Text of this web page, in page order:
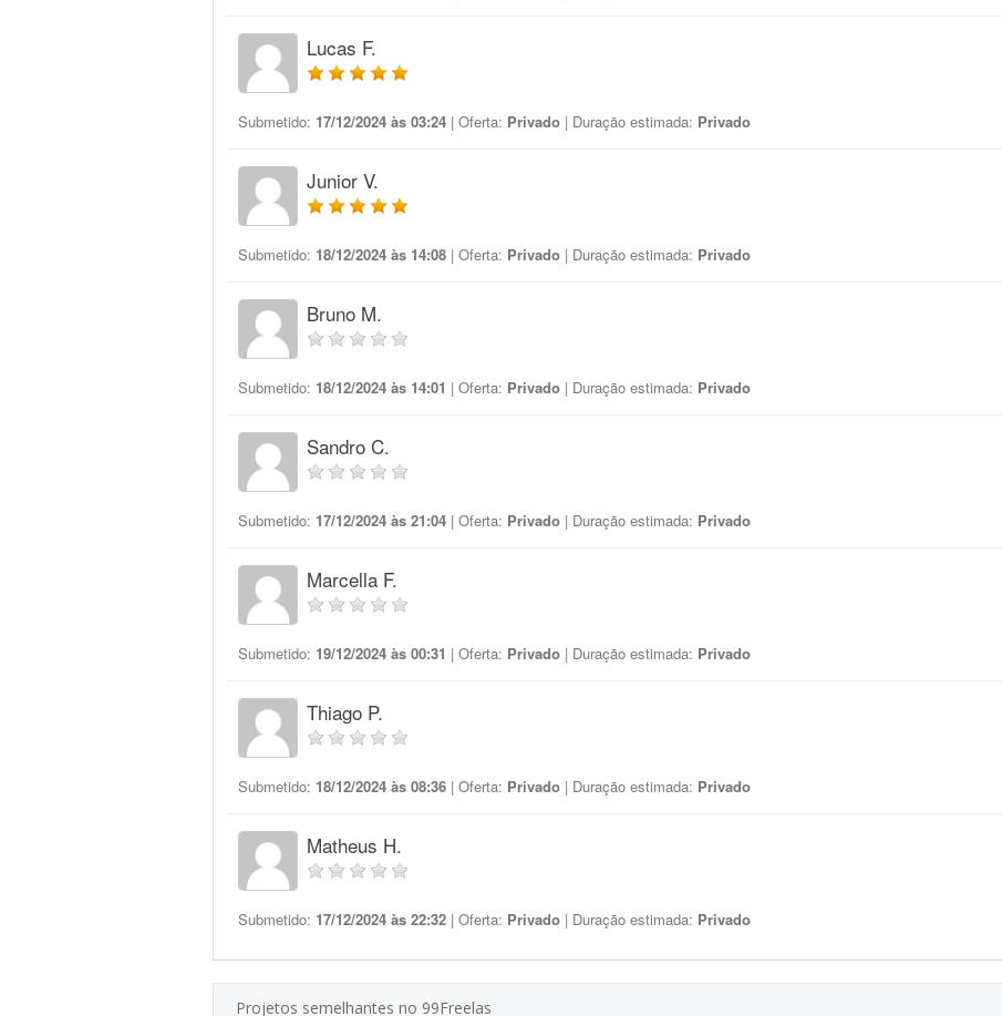
Lucas F.
Submetido: 17/12/2024 às 03:24 | Oferta: Privado | Duração estimada: Privado
Junior V.
Submetido: 18/12/2024 às 14:08 | Oferta: Privado | Duração estimada: Privado
Bruno M.
Submetido: 18/12/2024 às 14:01 | Oferta: Privado | Duração estimada: Privado
Sandro C.
Submetido: 17/12/2024 às 21:04 | Oferta: Privado | Duração estimada: Privado
Marcella F.
Submetido: 19/12/2024 às 00:31 | Oferta: Privado | Duração estimada: Privado
Thiago P.
Submetido: 18/12/2024 às 08:36 | Oferta: Privado | Duração estimada: Privado
Matheus H.
Submetido: 17/12/2024 às 22:32 | Oferta: Privado | Duração estimada: Privado
Projetos semelhantes no 99Freelas